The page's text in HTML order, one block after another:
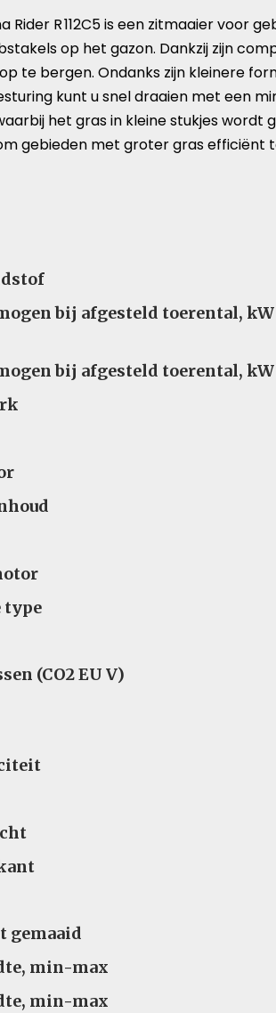
Rider R 112C5 is een zitmaaier
op het gazon. Dankzij zijn
te bergen. Ondanks zijn kleinere
kunt u snel draaien met een
het gras in kleine stukjes
gebieden met groter gras efficiënt
bij afgesteld toerental,
bij afgesteld toerental,
type
(CO2 EU V)
gemaaid
min-max
min-max